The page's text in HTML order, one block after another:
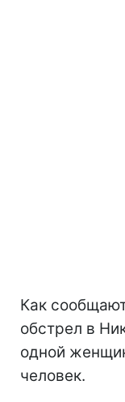
Как
обстрел в
одной
человек.